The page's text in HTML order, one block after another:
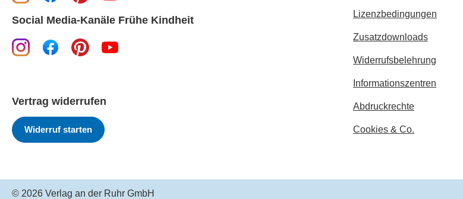
Social Media-Kanäle Frühe Kindheit
Vertrag widerrufen
Widerruf starten
Lizenzbedingungen
Zusatzdownloads
Widerrufsbelehrung
Informationszentren
Abdruckrechte
Cookies & Co.
© 2026 Verlag an der Ruhr GmbH